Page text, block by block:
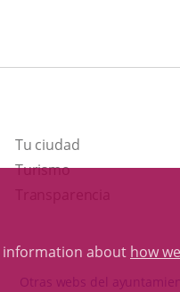
information about how
Tu ciudad
TurismoThis
open
Otras webs del